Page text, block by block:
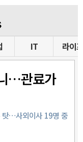
IT 라이프
…관료가
탓…사외이사 19명 중